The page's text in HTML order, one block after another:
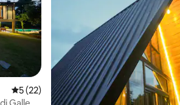
Penarafan purata 5 daripada 5, 22 ulasan
5 (22)
Galle